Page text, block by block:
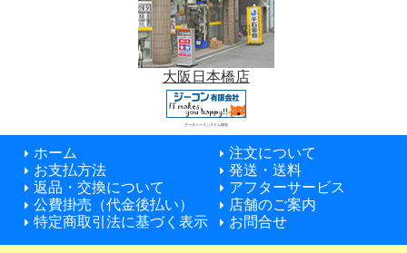
大阪日本橋店
データベースシステム開発
ホーム
注文について
お支払方法
発送・送料
返品・交換について
アフターサービス
公費掛売（代金後払い）
店舗のご案内
特定商取引法に基づく表示
お問合せ